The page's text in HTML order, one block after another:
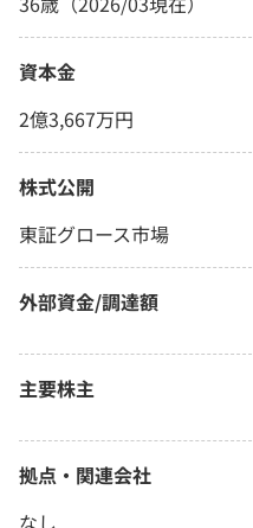
資本金
2億3,667万円
株式公開
東証グロース市場
外部資金/調達額
主要株主
拠点・関連会社